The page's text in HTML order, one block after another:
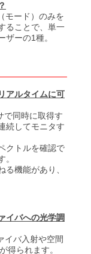
域用）
モード）のみを
ることで、単一
ーの1種。
アルタイムに可
で同時に取得す
続してモニタす
クトルを確認で
機能があり、
バへの光学調
イバ入射や空間
得られます。